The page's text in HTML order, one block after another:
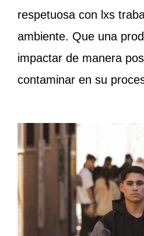
respetuosa con lxs
ambiente. Que una
impactar de manera
contaminar en su